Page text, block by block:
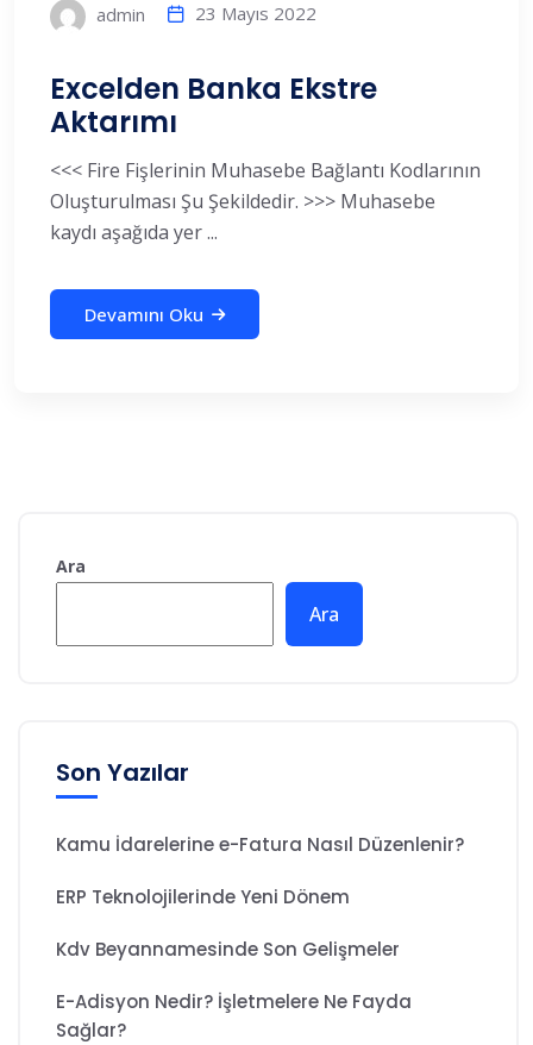
admin 23 Mayıs 2022
Excelden Banka Ekstre
Aktarımı
<<< Fire Fişlerinin Muhasebe Bağlantı Kodlarının
Oluşturulması Şu Şekildedir. >>> Muhasebe
kaydı aşağıda yer ...
Devamını Oku
Ara
Ara
Son Yazılar
Kamu İdarelerine e-Fatura Nasıl Düzenlenir?
ERP Teknolojilerinde Yeni Dönem
Kdv Beyannamesinde Son Gelişmeler
E-Adisyon Nedir? İşletmelere Ne Fayda
Sağlar?